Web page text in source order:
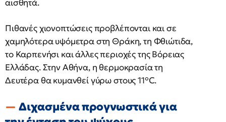
αισθητά.
Πιθανές χιονοπτώσεις προβλέπονται και σε
χαμηλότερα υψόμετρα στη Θράκη, τη Φθιώτιδα,
το Καρπενήσι και άλλες περιοχές της Βόρειας
Ελλάδας. Στην Αθήνα, η θερμοκρασία τη
Δευτέρα θα κυμανθεί γύρω στους 11°C.
Διχασμένα προγνωστικά για